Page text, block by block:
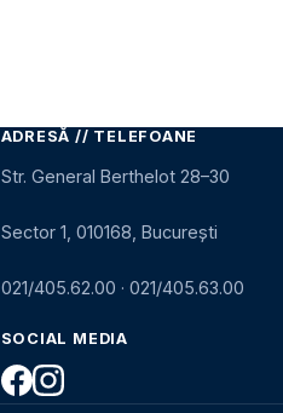
ADRESĂ // TELEFOANE
Str. General Berthelot 28–30
Sector 1, 010168, București
021/405.62.00 · 021/405.63.00
SOCIAL MEDIA